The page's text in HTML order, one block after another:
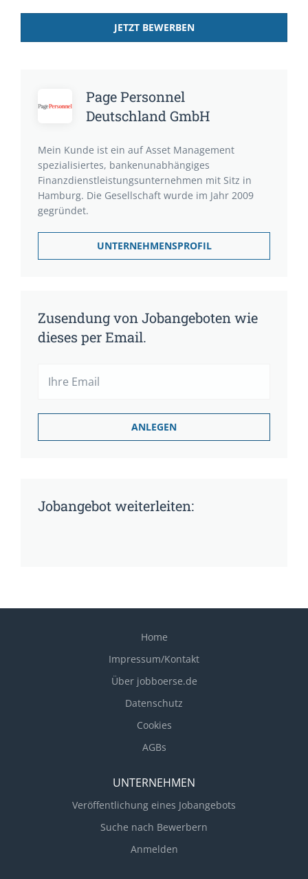
JETZT BEWERBEN
Page Personnel
Deutschland GmbH
Mein Kunde ist ein auf Asset Management
spezialisiertes, bankenunabhängiges
Finanzdienstleistungsunternehmen mit Sitz in
Hamburg. Die Gesellschaft wurde im Jahr 2009
gegründet.
UNTERNEHMENSPROFIL
Zusendung von Jobangeboten wie
dieses per Email.
Jobangebot weiterleiten:
Home
Impressum/Kontakt
Über jobboerse.de
Datenschutz
Cookies
AGBs
UNTERNEHMEN
Veröffentlichung eines Jobangebots
Suche nach Bewerbern
Anmelden